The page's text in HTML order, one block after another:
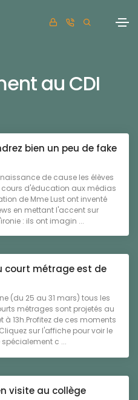
au CDI
bien un peu de fake
de cause les élèves
cours d'éducation aux médias
de Mme Lust ont inventé
en mettant l'accent sur
: ils ont imagin ...
court métrage est de
(du 25 au 31 mars) tous les
métrages sont projetés au
à 13h.Profitez de ces moments
sur l'affiche pour voir le
c ...
visite au collège